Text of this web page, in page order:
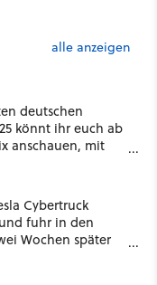
alle anzeigen
deutschen
könnt ihr euch ab
anschauen, mit
Cybertruck
fuhr in den
Wochen später